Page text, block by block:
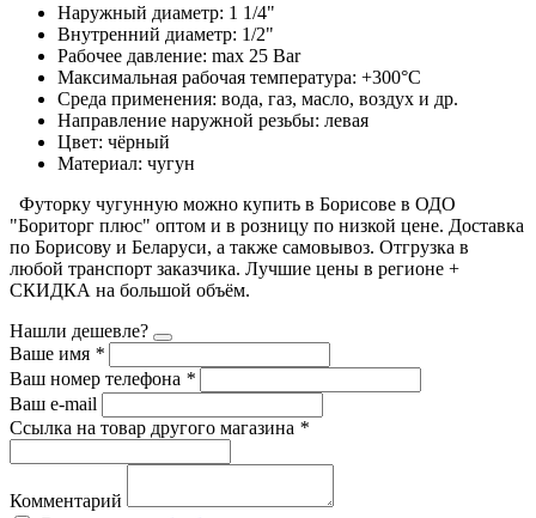
Наружный диаметр: 1 1/4"
Внутренний диаметр: 1/2"
Рабочее давление: max 25 Bar
Максимальная рабочая температура: +300°C
Среда применения: вода, газ, масло, воздух и др.
Направление наружной резьбы: левая
Цвет: чёрный
Материал: чугун
Футорку чугунную можно купить в Борисове в ОДО
"Бориторг плюс" оптом и в розницу по низкой цене. Доставка
по Борисову и Беларуси, а также самовывоз. Отгрузка в
любой транспорт заказчика. Лучшие цены в регионе +
СКИДКА на большой объём.
Нашли дешевле?
Ваше имя *
Ваш номер телефона *
Ваш e-mail
Ссылка на товар другого магазина *
Комментарий